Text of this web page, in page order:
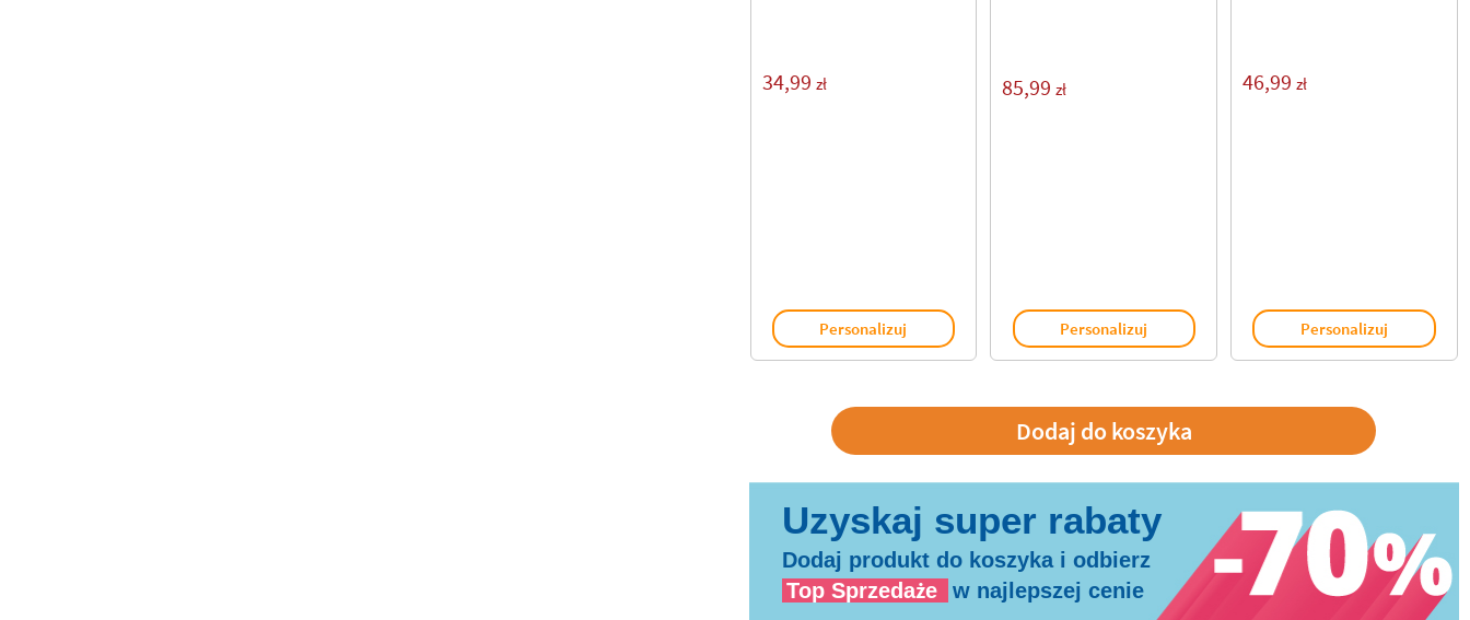
34,99 zł
Personalizuj
85,99 zł
Personalizuj
46,99 zł
Personalizuj
Dodaj produkt do koszyka i odbierz
Top Sprzedaże
w najlepszej cenie